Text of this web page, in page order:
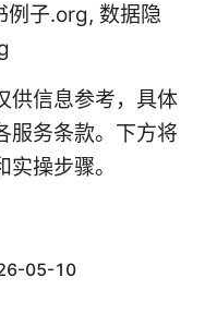
子.org, 数据隐
供信息参考，具体
服务条款。下方将
操步骤。
05-10